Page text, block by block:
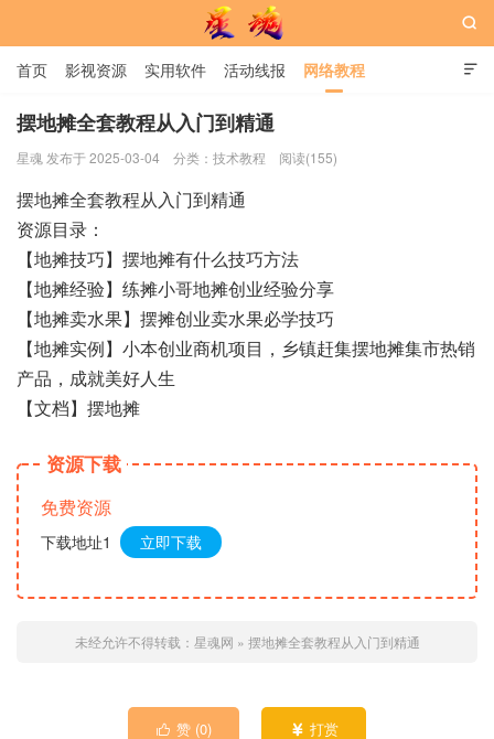

首页 影视资源 实用软件 活动线报 网络教程
用户中心 书籍 娱乐

摆地摊全套教程从入门到精通
星魂 发布于 2025-03-04 分类： 技术教程 阅读(155)
摆地摊全套教程从入门到精通
资源目录：
【地摊技巧】摆地摊有什么技巧方法
【地摊经验】练摊小哥地摊创业经验分享
【地摊卖水果】摆摊创业卖水果必学技巧
【地摊实例】小本创业商机项目，乡镇赶集摆地摊集市热销
产品，成就美好人生
【文档】摆地摊
资源下载
免费资源
下载地址1 立即下载
未经允许不得转载： 星魂网 » 摆地摊全套教程从入门到精通
 赞 (0)  打赏